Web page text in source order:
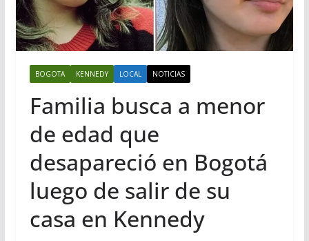
BOGOTA KENNEDY LOCAL NOTICIAS
Familia busca a menor
de edad que
desapareció en Bogotá
luego de salir de su
casa en Kennedy